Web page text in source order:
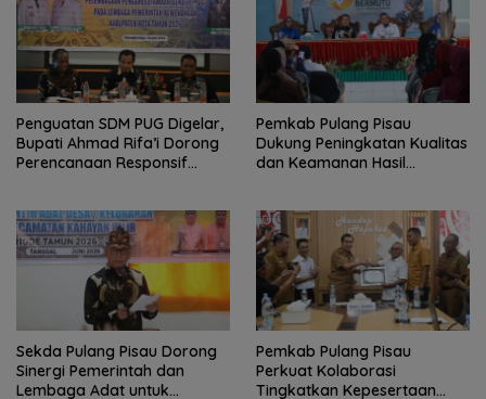
Penguatan SDM PUG Digelar,
Bupati Ahmad Rifa’i Dorong
Perencanaan Responsif
Pemkab Pulang Pisau
Dukung Peningkatan Kualitas
dan Keamanan Hasil
Sekda Pulang Pisau Dorong
Sinergi Pemerintah dan
Lembaga Adat untuk
Pemkab Pulang Pisau
Perkuat Kolaborasi
Tingkatkan Kepesertaan